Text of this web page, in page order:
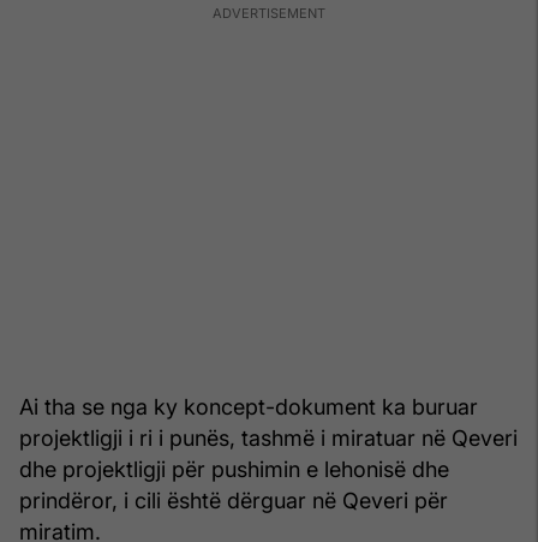
Ai tha se nga ky koncept-dokument ka buruar
projektligji i ri i punës, tashmë i miratuar në Qeveri
dhe projektligji për pushimin e lehonisë dhe
prindëror, i cili është dërguar në Qeveri për
miratim.